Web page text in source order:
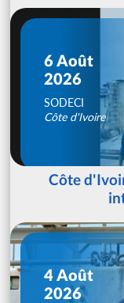
6 Août
2026
SODECI
Côte d'Ivoire
Côte
4 Août
2026